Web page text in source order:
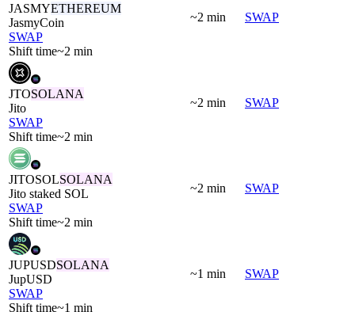
JASMYETHEREUM
JasmyCoin
SWAP
Shift time~2 min
~2 min SWAP
JTOSOLANA
Jito
SWAP
Shift time~2 min
~2 min SWAP
JITOSOLSOLANA
Jito staked SOL
SWAP
Shift time~2 min
~2 min SWAP
JUPUSDSOLANA
JupUSD
SWAP
Shift time~1 min
~1 min SWAP